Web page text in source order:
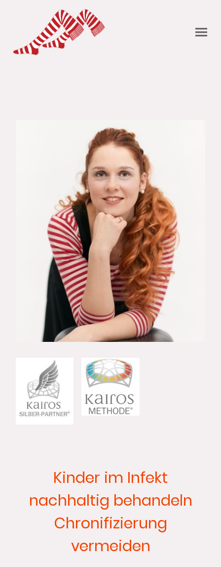
Kinder im Infekt
nachhaltig behandeln
Chronifizierung
vermeiden